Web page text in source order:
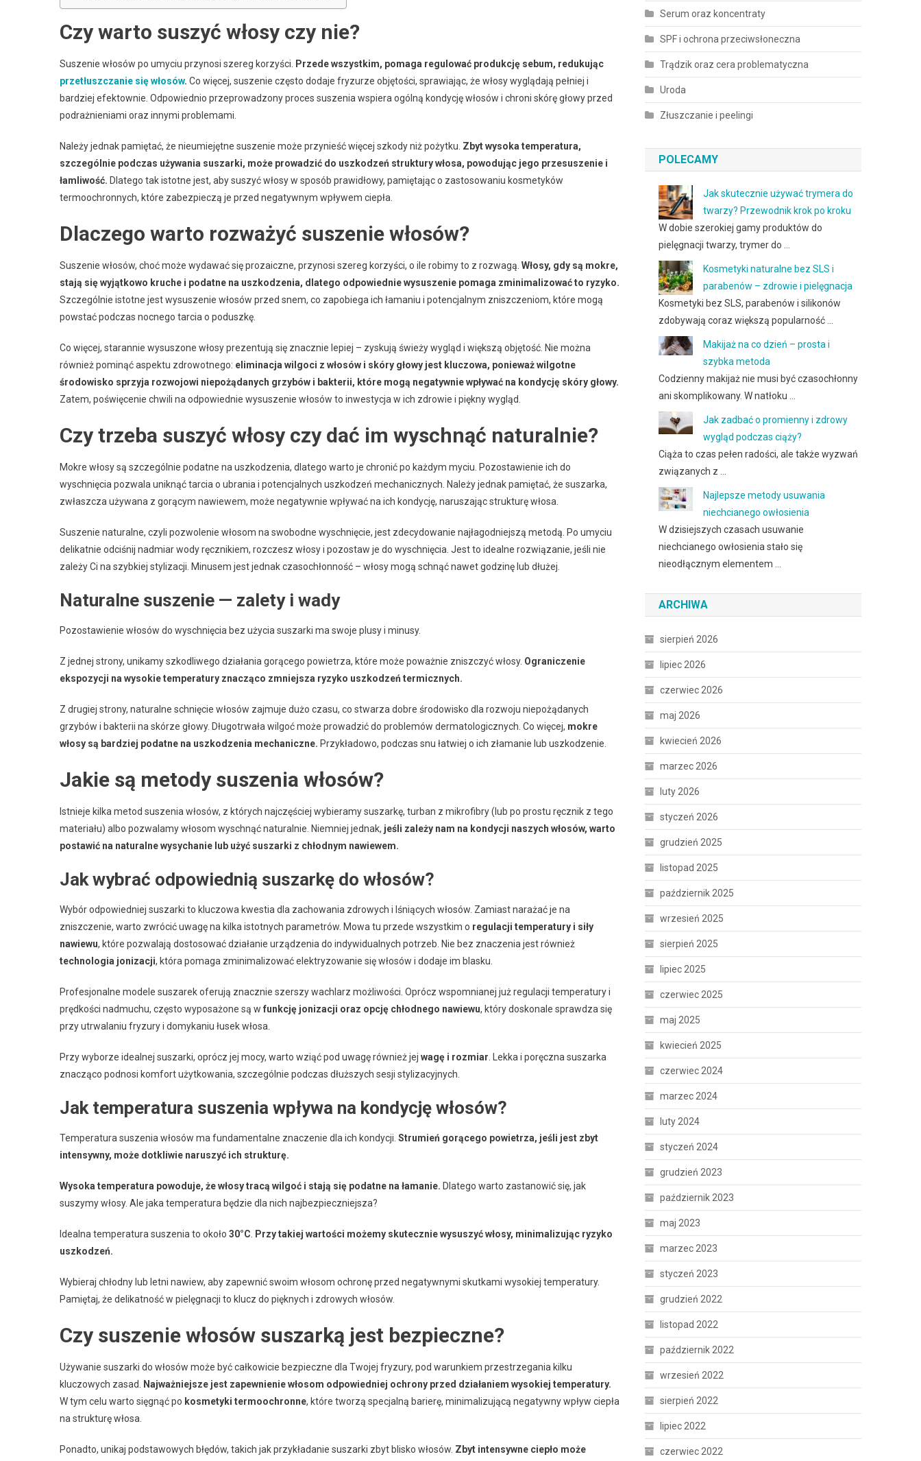
Czy warto suszyć włosy czy nie?
Suszenie włosów po umyciu przynosi szereg korzyści.
Przede wszystkim, pomaga regulować produkcję sebum, redukując
przetłuszczanie się włosów. Co więcej, suszenie często dodaje fryzurze objętości, sprawiając, że włosy wyglądają pełniej i
bardziej efektownie. Odpowiednio przeprowadzony proces suszenia wspiera ogólną kondycję włosów i chroni skórę głowy przed
podrażnieniami oraz innymi problemami.
Należy jednak pamiętać, że nieumiejętne suszenie może przynieść więcej szkody niż pożytku. Zbyt wysoka temperatura,
szczególnie podczas używania suszarki, może prowadzić do uszkodzeń struktury włosa, powodując jego przesuszenie i
łamliwość. Dlatego tak istotne jest, aby suszyć włosy w sposób prawidłowy, pamiętając o zastosowaniu kosmetyków
termoochronnych, które zabezpieczą je przed negatywnym wpływem ciepła.
Dlaczego warto rozważyć suszenie włosów?
Suszenie włosów, choć może wydawać się prozaiczne, przynosi szereg korzyści, o ile robimy to z rozwagą. Włosy, gdy są mokre,
stają się wyjątkowo kruche i podatne na uszkodzenia, dlatego odpowiednie wysuszenie pomaga zminimalizować to ryzyko.
Szczególnie istotne jest wysuszenie włosów przed snem, co zapobiega ich łamaniu i potencjalnym zniszczeniom, które mogą
powstać podczas nocnego tarcia o poduszkę.
Co więcej, starannie wysuszone włosy prezentują się znacznie lepiej – zyskują świeży wygląd i większą objętość. Nie można
również pominąć aspektu zdrowotnego: eliminacja wilgoci z włosów i skóry głowy jest kluczowa, ponieważ wilgotne
środowisko sprzyja rozwojowi niepożądanych grzybów i bakterii, które mogą negatywnie wpływać na kondycję skóry głowy.
Zatem, poświęcenie chwili na odpowiednie wysuszenie włosów to inwestycja w ich zdrowie i piękny wygląd.
Czy trzeba suszyć włosy czy dać im wyschnąć naturalnie?
Mokre włosy są szczególnie podatne na uszkodzenia, dlatego warto je chronić po każdym myciu. Pozostawienie ich do
wyschnięcia pozwala uniknąć tarcia o ubrania i potencjalnych uszkodzeń mechanicznych. Należy jednak pamiętać, że suszarka,
zwłaszcza używana z gorącym nawiewem, może negatywnie wpływać na ich kondycję, naruszając strukturę włosa.
Suszenie naturalne, czyli pozwolenie włosom na swobodne wyschnięcie, jest zdecydowanie najłagodniejszą metodą. Po umyciu
delikatnie odciśnij nadmiar wody ręcznikiem, rozczesz włosy i pozostaw je do wyschnięcia. Jest to idealne rozwiązanie, jeśli nie
zależy Ci na szybkiej stylizacji. Minusem jest jednak czasochłonność – włosy mogą schnąć nawet godzinę lub dłużej.
Naturalne suszenie — zalety i wady
Pozostawienie włosów do wyschnięcia bez użycia suszarki ma swoje plusy i minusy.
Z jednej strony, unikamy szkodliwego działania gorącego powietrza, które może poważnie zniszczyć włosy. Ograniczenie
ekspozycji na wysokie temperatury znacząco zmniejsza ryzyko uszkodzeń termicznych.
Z drugiej strony, naturalne schnięcie włosów zajmuje dużo czasu, co stwarza dobre środowisko dla rozwoju niepożądanych
grzybów i bakterii na skórze głowy. Długotrwała wilgoć może prowadzić do problemów dermatologicznych. Co więcej, mokre
włosy są bardziej podatne na uszkodzenia mechaniczne. Przykładowo, podczas snu łatwiej o ich złamanie lub uszkodzenie.
Jakie są metody suszenia włosów?
Istnieje kilka metod suszenia włosów, z których najczęściej wybieramy suszarkę, turban z mikrofibry (lub po prostu ręcznik z tego
materiału) albo pozwalamy włosom wyschnąć naturalnie. Niemniej jednak, jeśli zależy nam na kondycji naszych włosów, warto
postawić na naturalne wysychanie lub użyć suszarki z chłodnym nawiewem.
Jak wybrać odpowiednią suszarkę do włosów?
Wybór odpowiedniej suszarki to kluczowa kwestia dla zachowania zdrowych i lśniących włosów. Zamiast narażać je na
zniszczenie, warto zwrócić uwagę na kilka istotnych parametrów. Mowa tu przede wszystkim o regulacji temperatury i siły
nawiewu, które pozwalają dostosować działanie urządzenia do indywidualnych potrzeb. Nie bez znaczenia jest również
technologia jonizacji, która pomaga zminimalizować elektryzowanie się włosów i dodaje im blasku.
Profesjonalne modele suszarek oferują znacznie szerszy wachlarz możliwości. Oprócz wspomnianej już regulacji temperatury i
prędkości nadmuchu, często wyposażone są w funkcję jonizacji oraz opcję chłodnego nawiewu, który doskonale sprawdza się
przy utrwalaniu fryzury i domykaniu łusek włosa.
Przy wyborze idealnej suszarki, oprócz jej mocy, warto wziąć pod uwagę również jej wagę i rozmiar . Lekka i poręczna suszarka
znacząco podnosi komfort użytkowania, szczególnie podczas dłuższych sesji stylizacyjnych.
Jak temperatura suszenia wpływa na kondycję włosów?
Temperatura suszenia włosów ma fundamentalne znaczenie dla ich kondycji. Strumień gorącego powietrza, jeśli jest zbyt
intensywny, może dotkliwie naruszyć ich strukturę.
Wysoka temperatura powoduje, że włosy tracą wilgoć i stają się podatne na łamanie. Dlatego warto zastanowić się, jak
suszymy włosy. Ale jaka temperatura będzie dla nich najbezpieczniejsza?
Idealna temperatura suszenia to około 30°C
Przy takiej wartości możemy skutecznie wysuszyć włosy, minimalizując ryzyko
uszkodzeń.
Wybieraj chłodny lub letni nawiew, aby zapewnić swoim włosom ochronę przed negatywnymi skutkami wysokiej temperatury.
Pamiętaj, że delikatność w pielęgnacji to klucz do pięknych i zdrowych włosów.
Czy suszenie włosów suszarką jest bezpieczne?
Używanie suszarki do włosów może być całkowicie bezpieczne dla Twojej fryzury, pod warunkiem przestrzegania kilku
kluczowych zasad.
Najważniejsze jest zapewnienie włosom odpowiedniej ochrony przed działaniem wysokiej temperatury.
W tym celu warto sięgnąć po kosmetyki termoochronne, które tworzą specjalną barierę, minimalizującą negatywny wpływ ciepła
na strukturę włosa.
Ponadto, unikaj podstawowych błędów, takich jak przykładanie suszarki zbyt blisko włosów. Zbyt intensywne ciepło może
Serum oraz koncentraty
SPF i ochrona przeciwsłoneczna
Trądzik oraz cera problematyczna
Uroda
Złuszczanie i peelingi
POLECAMY
Jak skutecznie używać trymera do
twarzy? Przewodnik krok po kroku
W dobie szerokiej gamy produktów do
pielęgnacji twarzy, trymer do …
Kosmetyki naturalne bez SLS i
parabenów – zdrowie i pielęgnacja
Kosmetyki bez SLS, parabenów i silikonów
zdobywają coraz większą popularność …
Makijaż na co dzień – prosta i
szybka metoda
Codzienny makijaż nie musi być czasochłonny
ani skomplikowany. W natłoku …
Jak zadbać o promienny i zdrowy
wygląd podczas ciąży?
Ciąża to czas pełen radości, ale także wyzwań
związanych z …
Najlepsze metody usuwania
niechcianego owłosienia
W dzisiejszych czasach usuwanie
niechcianego owłosienia stało się
nieodłącznym elementem …
ARCHIWA
sierpień 2026
lipiec 2026
czerwiec 2026
maj 2026
kwiecień 2026
marzec 2026
luty 2026
styczeń 2026
grudzień 2025
listopad 2025
październik 2025
wrzesień 2025
sierpień 2025
lipiec 2025
czerwiec 2025
maj 2025
kwiecień 2025
czerwiec 2024
marzec 2024
luty 2024
styczeń 2024
grudzień 2023
październik 2023
maj 2023
marzec 2023
styczeń 2023
grudzień 2022
listopad 2022
październik 2022
wrzesień 2022
sierpień 2022
lipiec 2022
czerwiec 2022